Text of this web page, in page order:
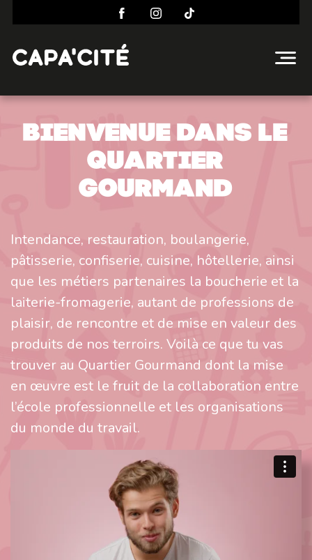
Bienvenue dans le
quartier
gourmand
Intendance, restauration, boulangerie,
pâtisserie, confiserie, cuisine, hôtellerie, ainsi
que les métiers partenaires la boucherie et la
laiterie-fromagerie, autant de professions de
plaisir, de rencontre et de mise en valeur des
produits de nos terroirs. Voilà ce que tu vas
trouver au Quartier Gourmand dont la mise
en œuvre est le fruit de la collaboration entre
l’école professionnelle et les organisations
du monde du travail.